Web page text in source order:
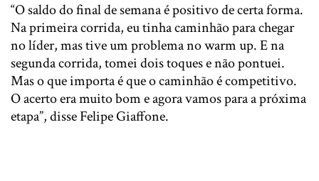
“O saldo do final de semana é positivo de certa forma.
Na primeira corrida, eu tinha caminhão para chegar
no líder, mas tive um problema no warm up. E na
segunda corrida, tomei dois toques e não pontuei.
Mas o que importa é que o caminhão é competitivo.
O acerto era muito bom e agora vamos para a próxima
etapa”, disse Felipe Giaffone.